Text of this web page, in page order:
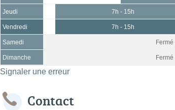
Jeudi 7h - 15h
Vendredi 7h - 15h
Samedi Fermé
Dimanche Fermé
Signaler une erreur
Contact